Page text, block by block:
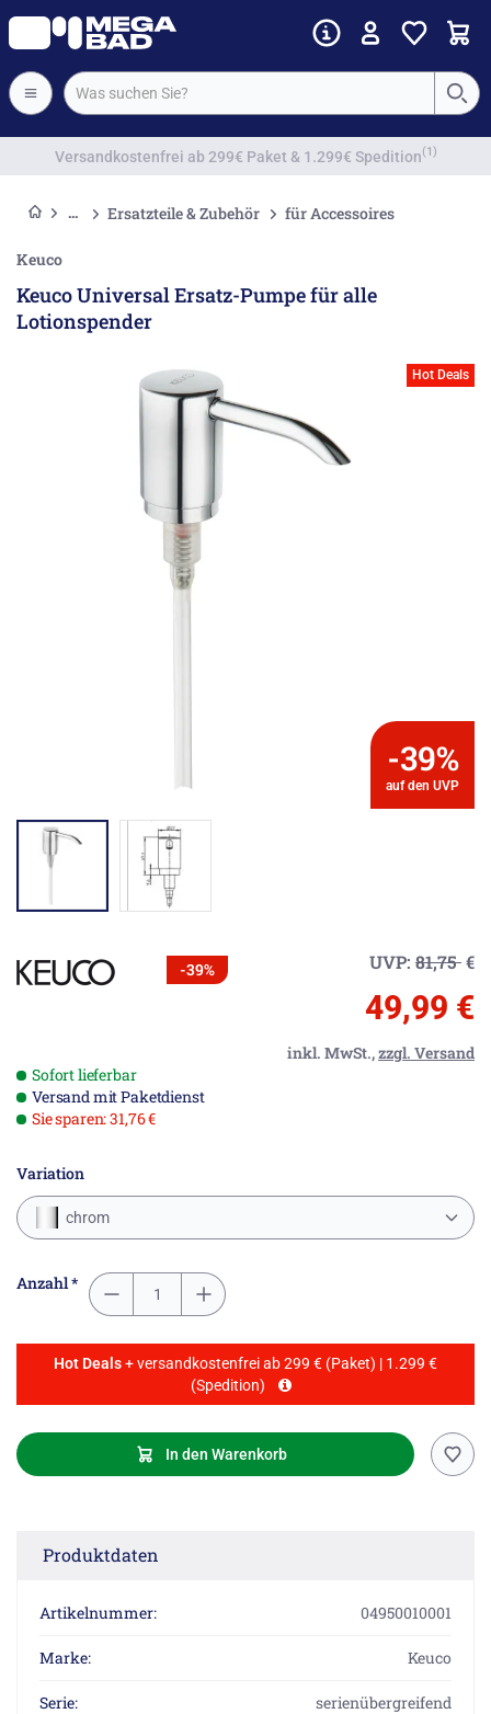
Vorkassenrabatt
Ersatzteile & Zubehör für Accessoires
Keuco
Keuco Universal Ersatz-Pumpe für alle
Lotionspender
Hot Deals
-39%
auf den UVP
-39% UVP: 81,75€
49,99 €
inkl. MwSt.,zzgl. Versand
Sofort lieferbar
Versand mit Paketdienst
Sie sparen: 31,76 €
Variation
chrom
Anzahl *
Hot Deals+ versandkostenfrei ab 299 € (Paket) | 1.299 €
(Spedition)
In den Warenkorb
Produktdaten
Artikelnummer: 04950010001
Marke: Keuco
Serie: serienübergreifend